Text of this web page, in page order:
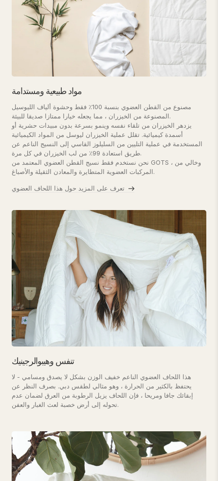
مواد طبيعية ومستدامة
مصنوع من القطن العضوي بنسبة 100٪ فقط وحشوة ألياف الليوسيل
المصنوعة من الخيزران ، مما يجعله خيارا ممتازا صديقا للبيئة.
يزدهر الخيزران من تلقاء نفسه وينمو بسرعة بدون مبيدات حشرية أو
أسمدة كيميائية. تقلل عملية الخيزران ليوسل من المواد الكيميائية
المستخدمة في عملية التليين من السليلوز القاسي إلى النسيج الناعم عن
طريق استعادة 99٪ من لب الخيزران في كل مرة.
نحن نستخدم فقط نسيج القطن العضوي المعتمد من GOTS ، وخالي من
المركبات العضوية المتطايرة والمعادن الثقيلة والأصباغ.
تعرف على المزيد حول هذا اللحاف العضوي
تنفس وهيبوالرجينيك
هذا اللحاف العضوي الناعم خفيف الوزن بشكل لا يصدق ومسامي - لا
يحتفظ بالكثير من الحرارة ، وهو مثالي لطقس دبي. بصرف النظر عن
إبقائك جافا ومريحا ، فإن اللحاف يزيل الرطوبة من العرق لضمان عدم
تحوله إلى أرض خصبة لعث الغبار والعفن.